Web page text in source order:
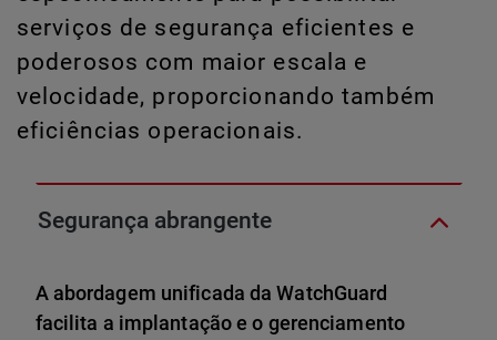
serviços de segurança eficientes e
poderosos com maior escala e
velocidade, proporcionando também
eficiências operacionais.
Segurança abrangente
A abordagem unificada da WatchGuard
facilita a implantação e o gerenciamento